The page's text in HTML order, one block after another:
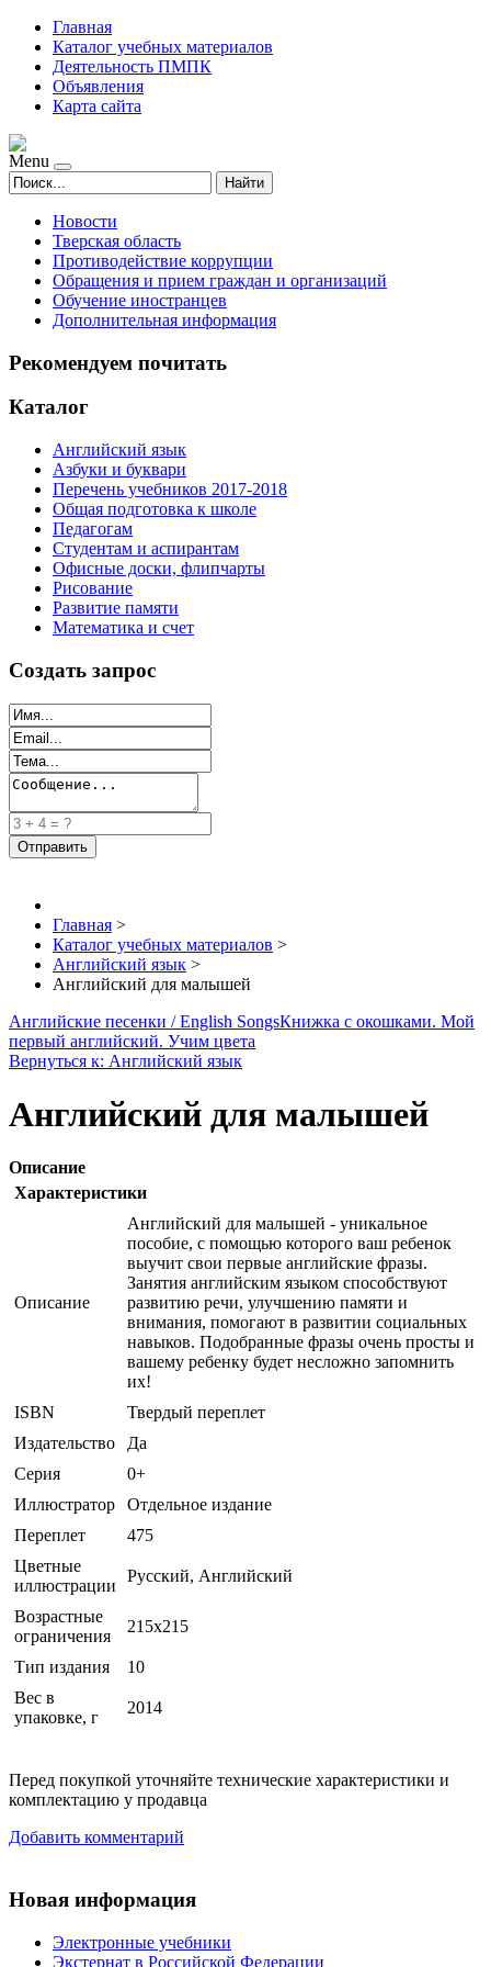
Главная
Каталог учебных материалов
Деятельность ПМПК
Объявления
Карта сайта
Menu
Найти
Новости
Тверская область
Противодействие коррупции
Обращения и прием граждан и организаций
Обучение иностранцев
Дополнительная информация
Рекомендуем почитать
Каталог
Английский язык
Азбуки и буквари
Перечень учебников 2017-2018
Общая подготовка к школе
Педагогам
Студентам и аспирантам
Офисные доски, флипчарты
Рисование
Развитие памяти
Математика и счет
Создать запрос
Главная >
Каталог учебных материалов >
Английский язык >
Английский для малышей
Английские песенки / English SongsКнижка с окошками. Мой
первый английский. Учим цвета
Вернуться к: Английский язык
Английский для малышей
Описание
Характеристики
Описание
Английский для малышей - уникальное
пособие, с помощью которого ваш ребенок
выучит свои первые английские фразы.
Занятия английским языком способствуют
развитию речи, улучшению памяти и
внимания, помогают в развитии социальных
навыков. Подобранные фразы очень просты и
вашему ребенку будет несложно запомнить
их!
ISBN
Твердый переплет
Издательство
Да
Серия
0+
Иллюстратор
Отдельное издание
Переплет
475
Цветные
иллюстрации
Русский, Английский
Возрастные
ограничения
215x215
Тип издания
10
Вес в
упаковке, г
2014
Перед покупкой уточняйте технические характеристики и
комплектацию у продавца
Добавить комментарий
Новая информация
Электронные учебники
Экстернат в Российской Федерации